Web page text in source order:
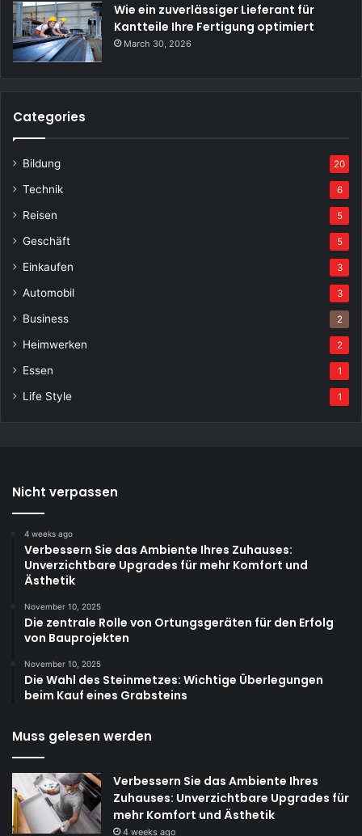
Wie ein zuverlässiger Lieferant für
Kantteile Ihre Fertigung optimiert
March 30, 2026
Categories
Bildung 20
Technik 6
Reisen 5
Geschäft 5
Einkaufen 3
Automobil 3
Business 2
Heimwerken 2
Essen 1
Life Style 1
Nicht verpassen
4 weeks ago
Verbessern Sie das Ambiente Ihres Zuhauses:
Unverzichtbare Upgrades für mehr Komfort und
Ästhetik
November 10, 2025
Die zentrale Rolle von Ortungsgeräten für den Erfolg
von Bauprojekten
November 10, 2025
Die Wahl des Steinmetzes: Wichtige Überlegungen
beim Kauf eines Grabsteins
Muss gelesen werden
Verbessern Sie das Ambiente Ihres
Zuhauses: Unverzichtbare Upgrades für
mehr Komfort und Ästhetik
4 weeks ago